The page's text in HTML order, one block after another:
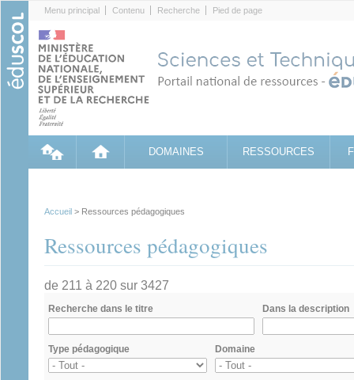
Menu principal Contenu Recherche Pied de page
DOMAINES RESSOURCES
Accueil > Ressources pédagogiques
Ressources pédagogiques
de 211 à 220 sur 3427
Recherche dans le titre Dans la description
Type pédagogique Domaine